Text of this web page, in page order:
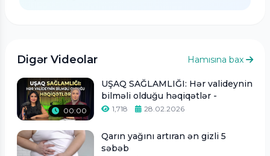
Digər Videolar Hamısına bax
00:00
UŞAQ SAĞLAMLIĞI: Hər valideynin
bilməli olduğu həqiqətlər -
1,718 28.02.2026
Qarın yağını artıran ən gizli 5
səbəb